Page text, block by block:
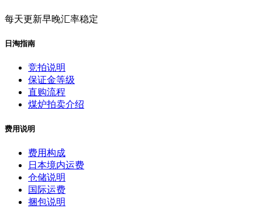
每天更新早晚汇率稳定
日淘指南
竞拍说明
保证金等级
直购流程
煤炉拍卖介绍
费用说明
费用构成
日本境内运费
仓储说明
国际运费
捆包说明